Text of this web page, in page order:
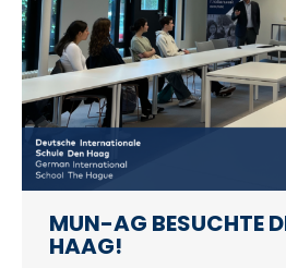
MUN-AG BESUCHTE
HAAG!